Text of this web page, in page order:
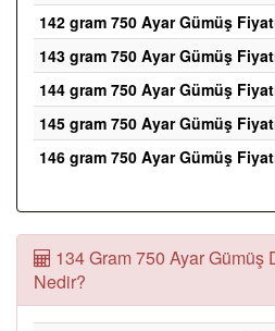
142 gram 750 Ayar Gümüş
143 gram 750 Ayar Gümüş
144 gram 750 Ayar Gümüş
145 gram 750 Ayar Gümüş
146 gram 750 Ayar Gümüş
134 Gram 750 Ayar Gümüş
Nedir?